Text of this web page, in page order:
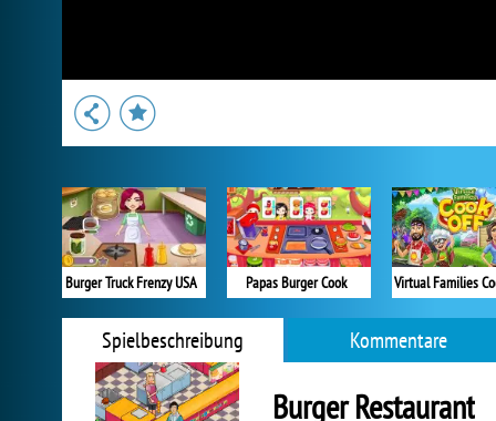
Burger Truck Frenzy USA Papas Burger Cook Virtual Families
Spielbeschreibung Kommentare
Burger Restaurant